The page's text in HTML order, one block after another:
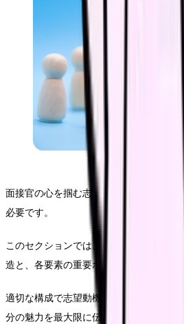
面接官の心を掴む志望動機には、明確な
必要です。
このセクションでは、効果的な志望動機
造と、各要素の重要ポイントについて解
適切な構成で志望動機を準備することで
分の魅力を最大限に伝えることができる